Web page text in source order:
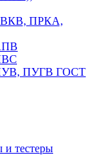
ПРКА,
ПУВ, ПУГВ ГОСТ
и тестеры